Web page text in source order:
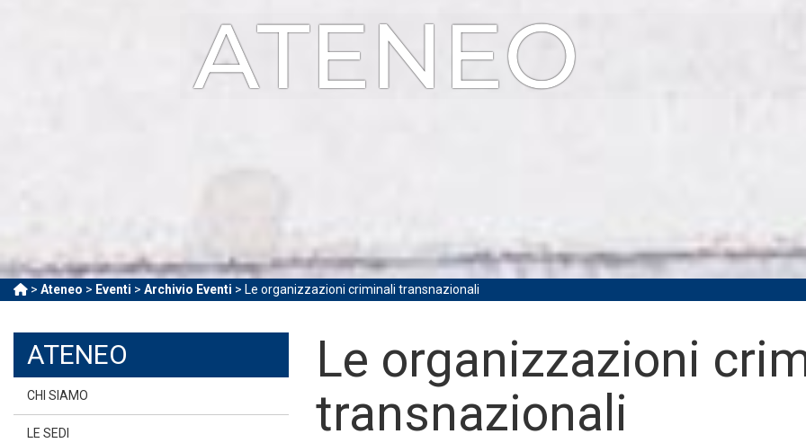
ATENEO
> Ateneo > Eventi > Archivio Eventi > Le organizzazioni criminali transnazionali
ATENEO
CHI SIAMO
LE SEDI
Le organizzazioni
transnazionali